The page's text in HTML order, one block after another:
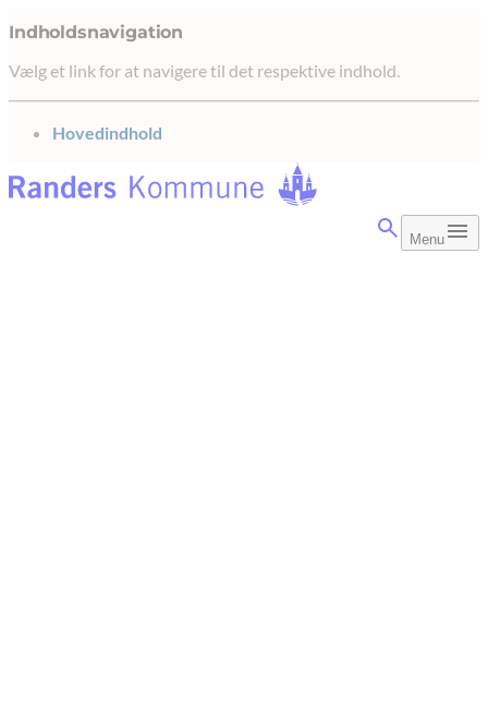
Indholdsnavigation
Vælg et link for at navigere til det respektive indhold.
gå til
Hovedindhold
Menu